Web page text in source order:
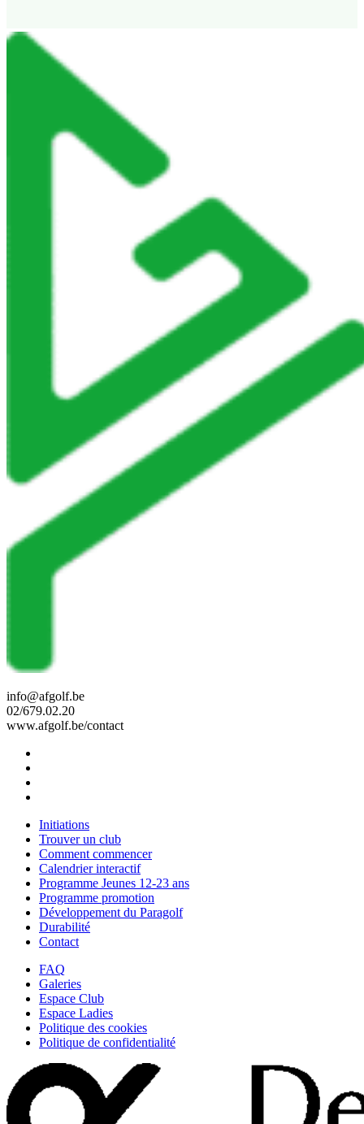
info@afgolf.be
02/679.02.20
www.afgolf.be/contact
Initiations
Trouver un club
Comment commencer
Calendrier interactif
Programme Jeunes 12-23 ans
Programme promotion
Développement du Paragolf
Durabilité
Contact
FAQ
Galeries
Espace Club
Espace Ladies
Politique des cookies
Politique de confidentialité